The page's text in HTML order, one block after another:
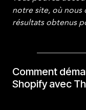
notre site, où nous
résultats obtenus
Comment
Shopify avec